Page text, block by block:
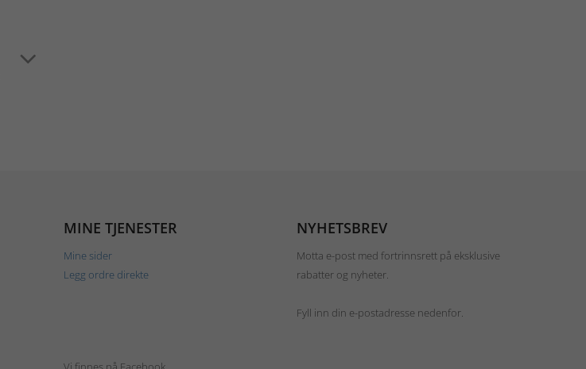
MINE TJENESTER
Mine sider
Legg ordre direkte
NYHETSBREV
Motta e-post med fortrinnsrett på eksklusive
rabatter og nyheter.
Fyll inn din e-postadresse nedenfor.